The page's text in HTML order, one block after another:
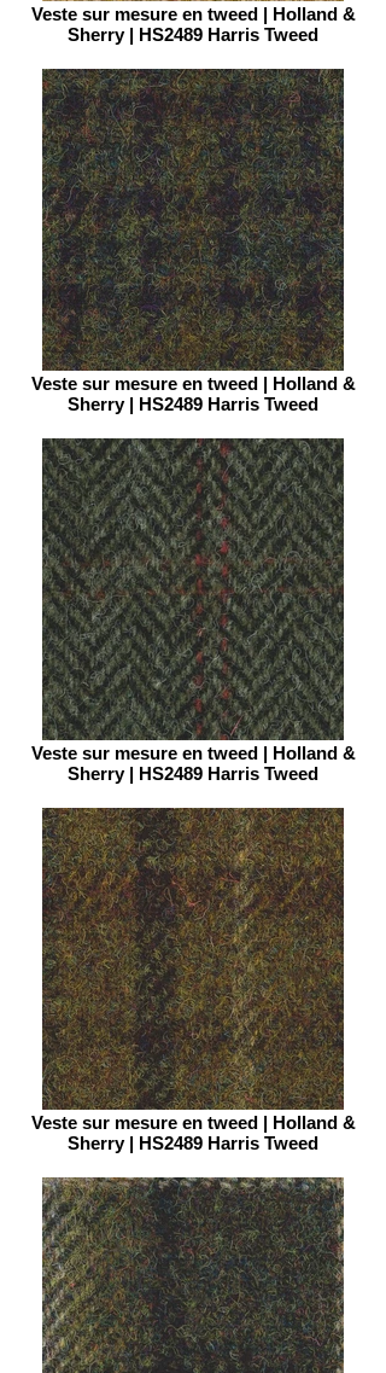
Veste sur mesure en tweed | Holland &
Sherry | HS2489 Harris Tweed
Veste sur mesure en tweed | Holland &
Sherry | HS2489 Harris Tweed
Veste sur mesure en tweed | Holland &
Sherry | HS2489 Harris Tweed
Veste sur mesure en tweed | Holland &
Sherry | HS2489 Harris Tweed